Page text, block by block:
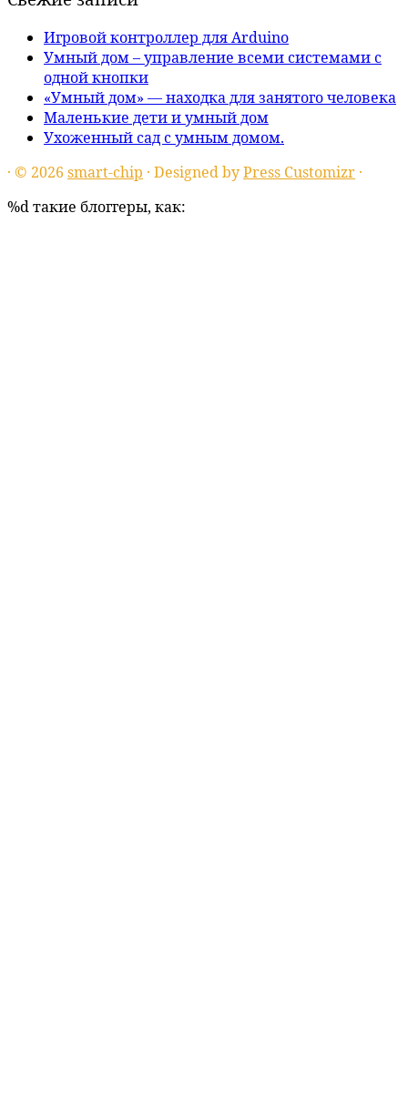
Игровой контроллер для Arduino
Умный дом – управление всеми системами с
одной кнопки
«Умный дом» — находка для занятого человека
Маленькие дети и умный дом
Ухоженный сад с умным домом.
· © 2026 smart-chip · Designed byPress Customizr ·
%dтакие блоггеры, как: